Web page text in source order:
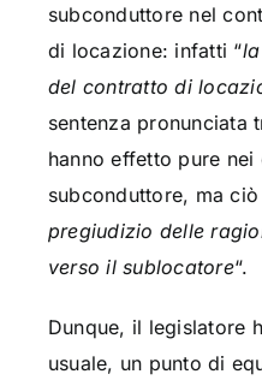
subconduttore nel
di locazione: infatti “
del contratto di
sentenza pronunciata
hanno effetto pure
subconduttore, ma ciò
pregiudizio delle
verso il sublocatore“.
Dunque, il legislatore
usuale, un punto di